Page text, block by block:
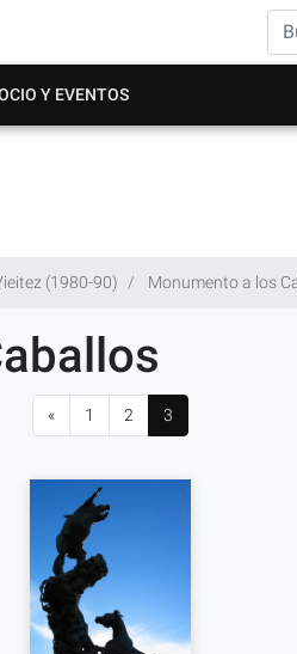
Y EVENTOS
(1980-90) Monumento a los
« 1 2 3